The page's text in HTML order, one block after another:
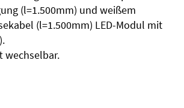
(l=1.500mm) und weißem
(l=1.500mm) LED-Modul mit
wechselbar.